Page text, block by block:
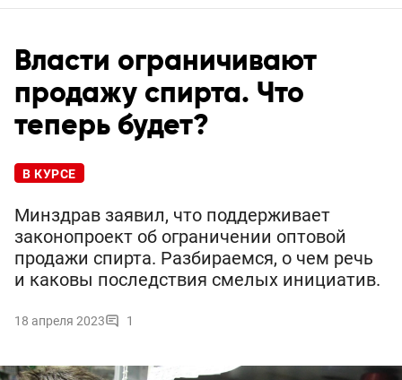
Власти ограничивают
продажу спирта. Что
теперь будет?
В КУРСЕ
Минздрав заявил, что поддерживает
законопроект об ограничении оптовой
продажи спирта. Разбираемся, о чем речь
и каковы последствия смелых инициатив.
18 апреля 2023 1